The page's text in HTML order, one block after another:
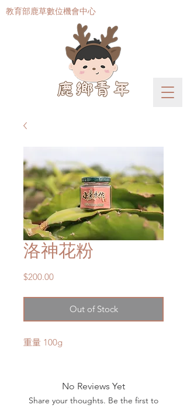
​教育部鹿草數位機會中心
洛神花粉
$200.00Price
Out of Stock
重量 100g
No Reviews Yet
Share your thoughts. Be the first to